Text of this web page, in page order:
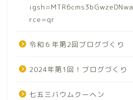
rce=qr
令和６年第2回ブログづくり
2024年第1回！ブログづくり
七五三バウムクーヘン